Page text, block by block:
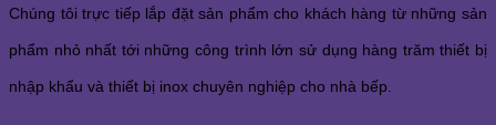
Chúng tôi trực tiếp lắp đặt sản phẩm cho khách hàng từ những sản
phẩm nhỏ nhất tới những công trình lớn sử dụng hàng trăm thiết bị
nhập khẩu và thiết bị inox chuyên nghiệp cho nhà bếp.